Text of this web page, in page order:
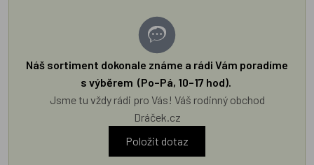
Náš sortiment dokonale známe a rádi Vám poradíme
s výběrem (Po–Pá, 10–17 hod).
Jsme tu vždy rádi pro Vás! Váš rodinný obchod
Dráček.cz
Položit dotaz